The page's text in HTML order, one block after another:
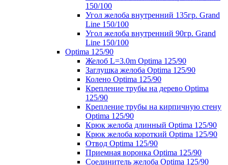
150/100
Угол желоба внутренний 135гр. Grand
Line 150/100
Угол желоба внутренний 90гр. Grand
Line 150/100
Optima 125/90
Желоб L=3.0m Optima 125/90
Заглушка желоба Optima 125/90
Колено Optima 125/90
Крепление трубы на дерево Optima
125/90
Крепление трубы на кирпичную стену
Optima 125/90
Крюк желоба длинный Optima 125/90
Крюк желоба короткий Optima 125/90
Отвод Optima 125/90
Приемная воронка Optima 125/90
Соединитель желоба Optima 125/90